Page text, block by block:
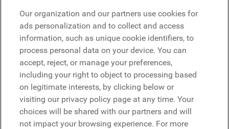
Microsoft
Demo anfragen
Demo anfragen
Kontakt
Kontakt
Our organization and our partners use cookies for
ads personalization and to collect and access
information, such as unique cookie identifiers, to
process personal data on your device. You can
accept, reject, or manage your preferences,
including your right to object to processing based
on legitimate interests, by clicking below or
visiting our privacy policy page at any time. Your
choices will be shared with our partners and will
not impact your browsing experience. For more